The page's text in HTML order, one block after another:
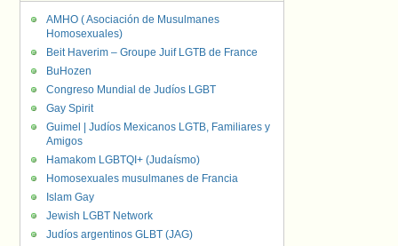
AMHO ( Asociación de Musulmanes
Homosexuales)
Beit Haverim – Groupe Juif LGTB de France
BuHozen
Congreso Mundial de Judíos LGBT
Gay Spirit
Guimel | Judíos Mexicanos LGTB, Familiares y
Amigos
Hamakom LGBTQI+ (Judaísmo)
Homosexuales musulmanes de Francia
Islam Gay
Jewish LGBT Network
Judíos argentinos GLBT (JAG)